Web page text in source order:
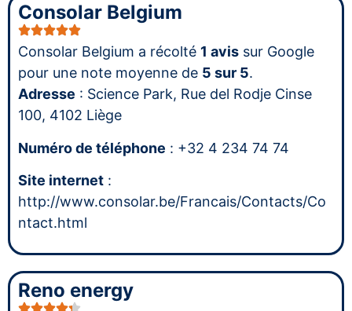
Consolar Belgium
Consolar Belgium a récolté 1 avis sur Google
pour une note moyenne de 5 sur 5.
Adresse : Science Park, Rue del Rodje Cinse
100, 4102 Liège
Numéro de téléphone : +32 4 234 74 74
Site internet :
http://www.consolar.be/Francais/Contacts/Co
ntact.html
Reno energy